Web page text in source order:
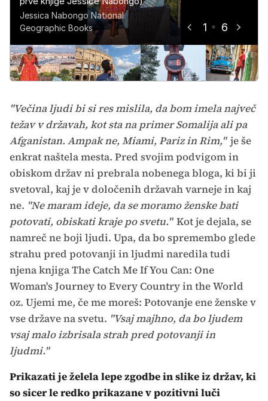
1 6
Jessica Nabongo National
Geographic Books
Jessica Nabongo National
Geographic Books
Jessica Nabongo National
Geographic Books
Jessica Nabongo National
Geographic Books
Jessica Nabongo National
Geographic Books
Jessica Nabongo National
Geographic Books
"Večina ljudi bi si res mislila, da bom imela največ
težav v državah, kot sta na primer Somalija ali pa
Afganistan. Ampak ne, Miami, Pariz in Rim," je še
enkrat naštela mesta. Pred svojim podvigom in
obiskom držav ni prebrala nobenega bloga, ki bi ji
svetoval, kaj je v določenih državah varneje in kaj
ne. "Ne maram ideje, da se moramo ženske bati
potovati, obiskati kraje po svetu." Kot je dejala, se
namreč ne boji ljudi. Upa, da bo spremembo glede
strahu pred potovanji in ljudmi naredila tudi
njena knjiga The Catch Me If You Can: One
Woman's Journey to Every Country in the World
oz. Ujemi me, če me moreš: Potovanje ene ženske v
vse države na svetu. "Vsaj majhno, da bo ljudem
vsaj malo izbrisala strah pred potovanji in
ljudmi."
Prikazati je želela lepe zgodbe in slike iz držav, ki
so sicer le redko prikazane v pozitivni luči